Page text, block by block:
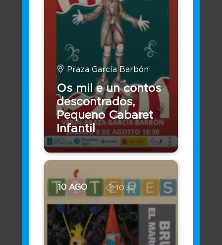
Fondos e Axudas
Accede con Certificado
Praza García Barbón
Os mil e un contos
descontrados,
Pequeno Cabaret
Infantil
10 AGO 10:30